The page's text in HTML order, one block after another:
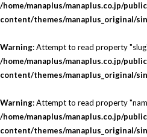
/home/manaplus/manaplus.co.jp/
content/themes/manaplus_original/
Warning: Attempt to read property
/home/manaplus/manaplus.co.jp/
content/themes/manaplus_original/
Warning: Attempt to read property
/home/manaplus/manaplus.co.jp/
content/themes/manaplus_original/